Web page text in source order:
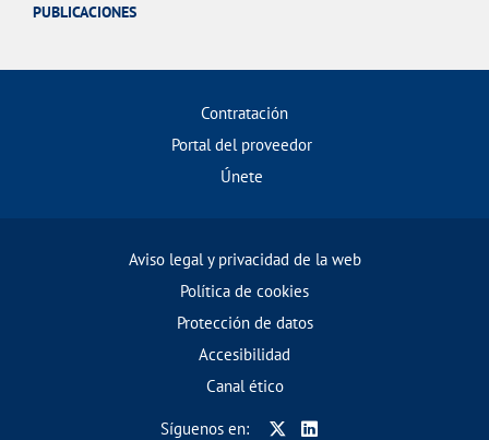
PUBLICACIONES
Contratación
Portal del proveedor
Únete
Aviso legal y privacidad de la web
Política de cookies
Protección de datos
Accesibilidad
Canal ético
Síguenos en: